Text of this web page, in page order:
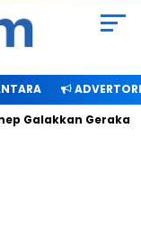
Galakkan Gerakan